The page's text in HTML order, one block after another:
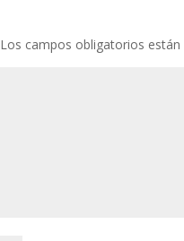
Los campos obligatorios